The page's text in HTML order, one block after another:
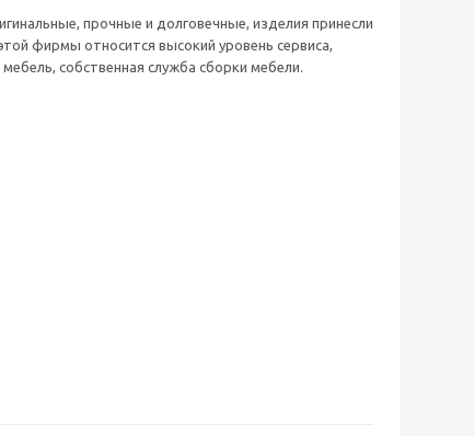
прочные и долговечные, изделия принесли
фирмы относится высокий уровень сервиса,
собственная служба сборки мебели.